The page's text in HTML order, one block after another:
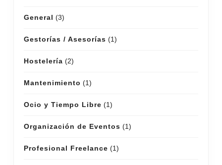
General (3)
Gestorías / Asesorías (1)
Hostelería (2)
Mantenimiento (1)
Ocio y Tiempo Libre (1)
Organización de Eventos (1)
Profesional Freelance (1)